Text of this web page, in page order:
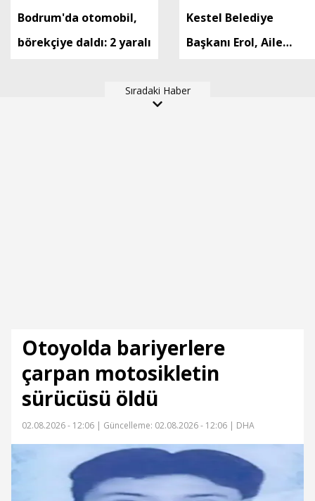
Bodrum'da otomobil,
börekçiye daldı: 2 yaralı
Kestel Belediye
Başkanı Erol, Aile
inceledi
Sıradaki Haber
Otoyolda bariyerlere
çarpan motosikletin
sürücüsü öldü
02.08.2026 - 12:06 | Güncelleme: 02.08.2026 - 12:06 | DHA